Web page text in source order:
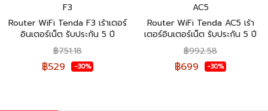
F3
Router WiFi Tenda F3 เร้าเตอร์
อินเตอร์เน็ต รับประกัน 5 ปี
฿751.18
฿529 -30%
AC5
Router WiFi Tenda AC5 เร้า
เตอร์อินเตอร์เน็ต รับประกัน 5 ปี
฿992.58
฿699 -30%